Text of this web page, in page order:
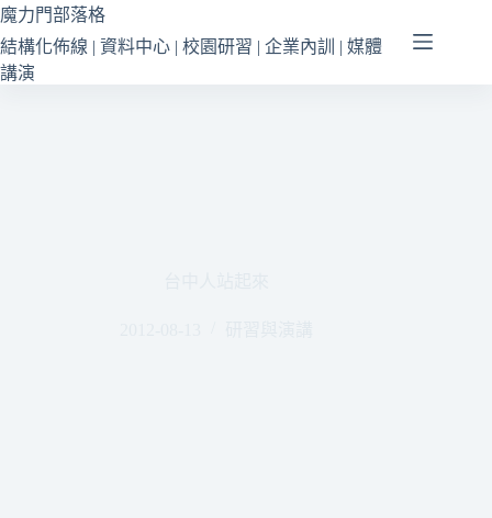
跳
至
主
魔力門部落格
結構化佈線 | 資料中心 | 校園研習 | 企業內訓 | 媒體
講演